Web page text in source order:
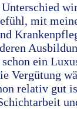
Unterschied
mit
ein
Vergütung
relativ gut